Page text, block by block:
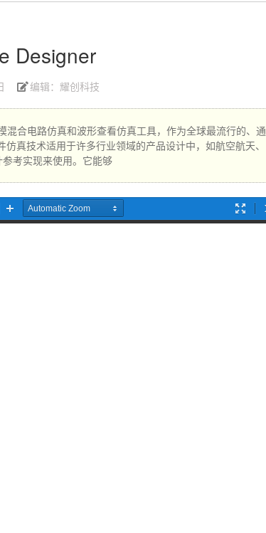
Designer
编辑：耀创科技
合电路仿真和波形查看仿真工具，作为全球最流行的、通
真技术适用于许多行业领域的产品设计中，如航空航天、
考实现来使用。它能够